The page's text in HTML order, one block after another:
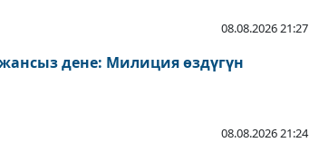
08.08.2026 21:27
дене: Милиция өздүгүн
08.08.2026 21:24